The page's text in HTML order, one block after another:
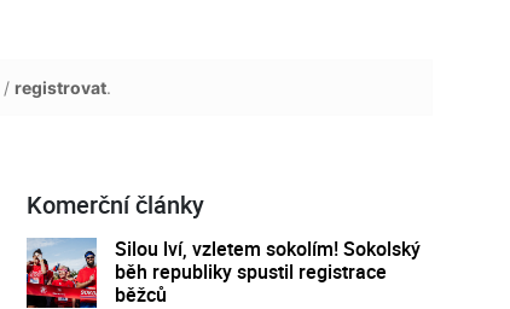
/ registrovat.
Komerční články
Silou lví, vzletem sokolím! Sokolský
běh republiky spustil registrace
běžců